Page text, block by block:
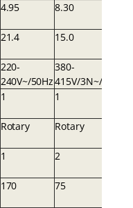
4.95 8.30
21.4 15.0
220-
240V~/50Hz
380-
415V/3N~/50Hz
1 1
Rotary Rotary
1 2
170 75